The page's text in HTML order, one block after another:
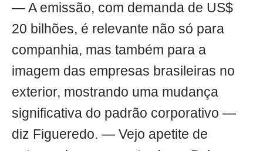
— A emissão, com demanda de US$
20 bilhões, é relevante não só para
companhia, mas também para a
imagem das empresas brasileiras no
exterior, mostrando uma mudança
significativa do padrão corporativo —
diz Figueredo. — Vejo apetite de